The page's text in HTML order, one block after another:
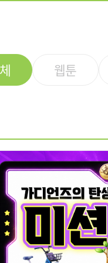
웹툰